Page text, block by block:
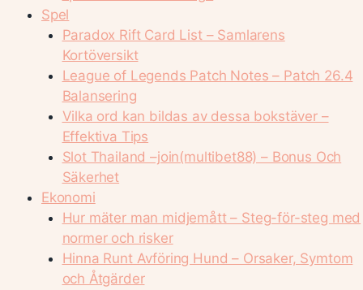
Spel
Paradox Rift Card List – Samlarens
Kortöversikt
League of Legends Patch Notes – Patch 26.4
Balansering
Vilka ord kan bildas av dessa bokstäver –
Effektiva Tips
Slot Thailand –join(multibet88) – Bonus Och
Säkerhet
Ekonomi
Hur mäter man midjemått – Steg-för-steg med
normer och risker
Hinna Runt Avföring Hund – Orsaker, Symtom
och Åtgärder